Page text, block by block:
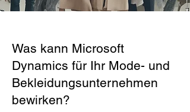
Was kann Microsoft
Dynamics für Ihr Mode- und
Bekleidungsunternehmen
bewirken?